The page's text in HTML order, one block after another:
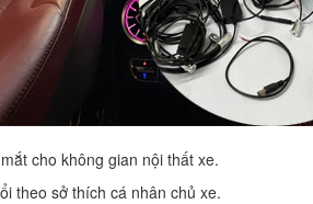
cho không gian nội thất xe.
theo sở thích cá nhân chủ xe.